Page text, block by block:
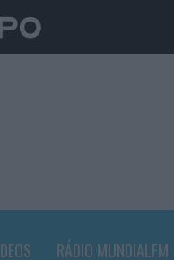
RÁDIO MUNDIALFM